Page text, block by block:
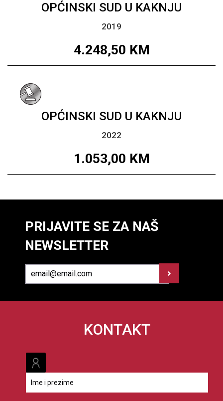
OPĆINSKI SUD U KAKNJU
2019
4.248,50 KM
OPĆINSKI SUD U KAKNJU
2022
1.053,00 KM
PRIJAVITE SE ZA NAŠ
NEWSLETTER
KONTAKT